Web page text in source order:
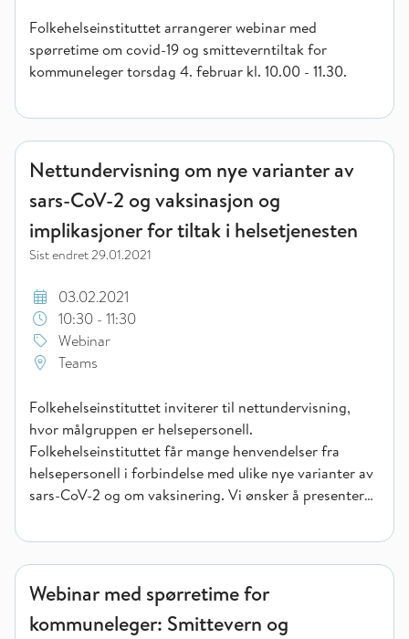
Folkehelseinstituttet arrangerer webinar med
spørretime om covid-19 og smitteverntiltak for
kommuneleger torsdag 4. februar kl. 10.00 - 11.30.
Nettundervisning om nye varianter av sars-CoV-2 og
Nettundervisning om nye varianter av
sars-CoV-2 og vaksinasjon og
implikasjoner for tiltak i helsetjenesten
Sist endret29.01.2021
03.02.2021
10:30 - 11:30
Webinar
Teams
Folkehelseinstituttet inviterer til nettundervisning,
hvor målgruppen er helsepersonell.
Folkehelseinstituttet får mange henvendelser fra
helsepersonell i forbindelse med ulike nye varianter av
sars-CoV-2 og om vaksinering. Vi ønsker å presentere
Webinar med spørretime for kommuneleger: Smittevern og
Webinar med spørretime for
kommuneleger: Smittevern og